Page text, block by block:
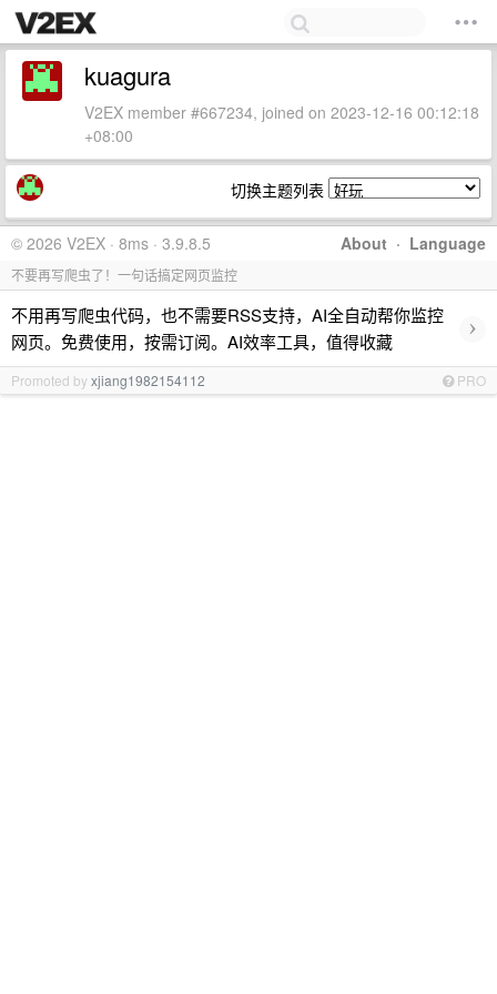
kuagura
V2EX member #667234, joined on 2023-12-16 00:12:18
+08:00
切换主题列表
About · Language
© 2026 V2EX · 8ms · 3.9.8.5
不要再写爬虫了！一句话搞定网页监控
不用再写爬虫代码，也不需要RSS支持，AI全自动帮你监控
网页。免费使用，按需订阅。AI效率工具，值得收藏
›
Promoted byxjiang1982154112 PRO